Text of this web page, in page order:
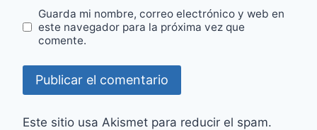
Guarda mi nombre, correo electrónico y web en
este navegador para la próxima vez que
comente.
Este sitio usa Akismet para reducir el spam.